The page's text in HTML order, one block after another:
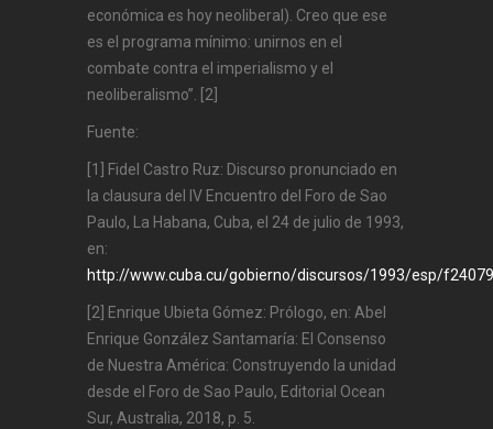
económica es hoy neoliberal). Creo que ese
es el programa mínimo: unirnos en el
combate contra el imperialismo y el
neoliberalismo”. [2]
Fuente:
[1] Fidel Castro Ruz: Discurso pronunciado en
la clausura del IV Encuentro del Foro de Sao
Paulo, La Habana, Cuba, el 24 de julio de 1993,
en:
http://www.cuba.cu/gobierno/discursos/1993/esp/
[2] Enrique Ubieta Gómez: Prólogo, en: Abel
Enrique González Santamaría: El Consenso
de Nuestra América: Construyendo la unidad
desde el Foro de Sao Paulo, Editorial Ocean
Sur, Australia, 2018, p. 5.